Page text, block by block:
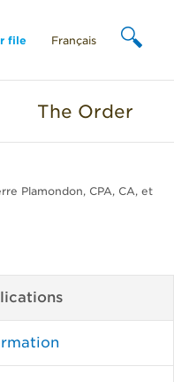
file Français
The Order
Plamondon, CPA, CA, et